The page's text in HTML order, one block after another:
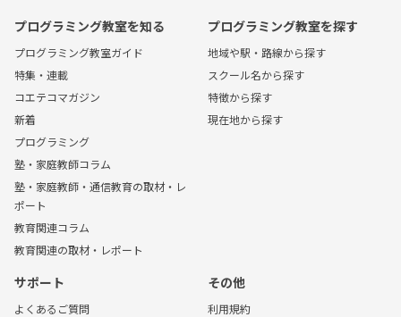
プログラミング教室を知る
プログラミング教室ガイド
特集・連載
コエテコマガジン
新着
プログラミング
塾・家庭教師コラム
塾・家庭教師・通信教育の取材・レ
ポート
教育関連コラム
教育関連の取材・レポート
プログラミング教室を探す
地域や駅・路線から探す
スクール名から探す
特徴から探す
現在地から探す
サポート
よくあるご質問
その他
利用規約